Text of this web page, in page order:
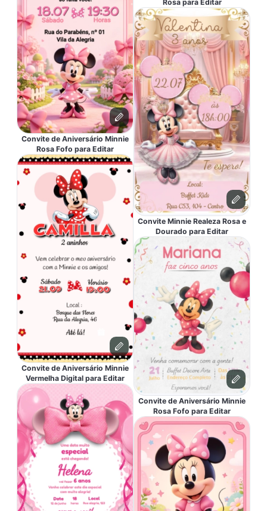
Convite de Aniversário Minnie
Rosa Fofo para Editar
Convite de Aniversário Minnie
Vermelha Digital para Editar
Rosa para Editar
Convite Minnie Realeza Rosa e
Dourado para Editar
Convite de Aniversário Minnie
Rosa Fofo para Editar